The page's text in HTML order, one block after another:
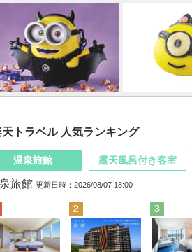
天トラベル 人気ランキング
温泉旅館
旅館 更新日時：2026/08/07 18:00
露天風呂付き客室